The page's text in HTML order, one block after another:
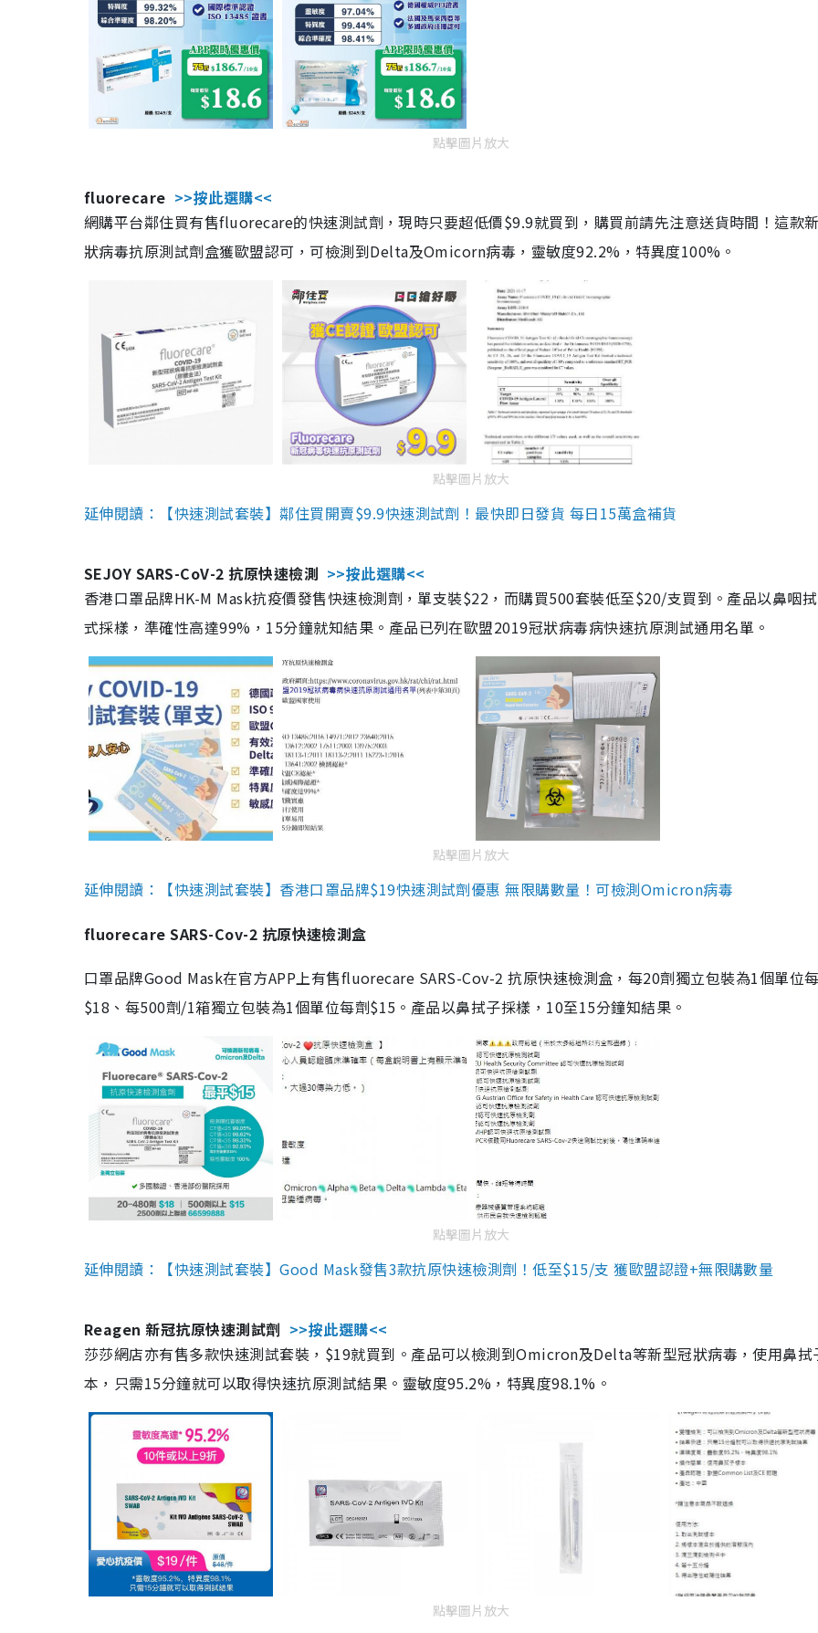
點擊圖片放大
fluorecare >>按此選購<<
網購平台鄰住買有售fluorecare的快速測試劑，現時只要超低價$9.9就買到，購買前請先注意送貨時間！這款
狀病毒抗原測試劑盒獲歐盟認可，可檢測到Delta及Omicorn病毒，靈敏度92.2%，特異度100%。
點擊圖片放大
延伸閱讀：【快速測試套裝】鄰住買開賣$9.9快速測試劑！最快即日發貨 每日15萬盒補貨
SEJOY SARS-CoV-2 抗原快速檢測 >>按此選購<<
香港口罩品牌HK-M Mask抗疫價發售快速檢測劑，單支裝$22，而購買500套裝低至$20/支買到。產品以鼻咽
式採樣，準確性高達99%，15分鐘就知結果。產品已列在歐盟2019冠狀病毒病快速抗原測試通用名單。
點擊圖片放大
延伸閱讀：【快速測試套裝】香港口罩品牌$19快速測試劑優惠 無限購數量！可檢測Omicron病毒
fluorecare SARS-Cov-2 抗原快速檢測盒
口罩品牌Good Mask在官方APP上有售fluorecare SARS-Cov-2 抗原快速檢測盒，每20劑獨立包裝為1個單位
$18、每500劑/1箱獨立包裝為1個單位每劑$15。產品以鼻拭子採樣，10至15分鐘知結果。
點擊圖片放大
延伸閱讀：【快速測試套裝】Good Mask發售3款抗原快速檢測劑！低至$15/支 獲歐盟認證+無限購數量
Reagen 新冠抗原快速測試劑 >>按此選購<<
莎莎網店亦有售多款快速測試套裝，$19就買到。產品可以檢測到Omicron及Delta等新型冠狀病毒，使用鼻拭
本，只需15分鐘就可以取得快速抗原測試結果。靈敏度95.2%，特異度98.1%。
點擊圖片放大